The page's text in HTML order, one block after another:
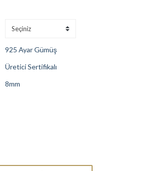
925 Ayar Gümüş
Üretici Sertifikalı
8mm